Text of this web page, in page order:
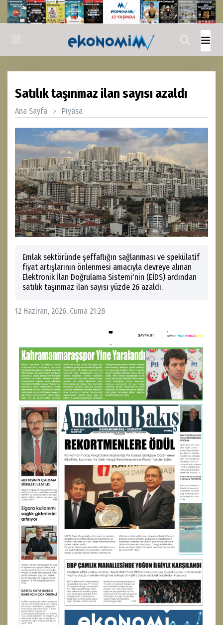
Satılık taşınmaz ilan sayısı azaldı
Ana Sayfa Pi̇yasa
Emlak sektöründe şeffaflığın sağlanması ve spekülatif
fiyat artışlarının önlenmesi amacıyla devreye alınan
Elektronik İlan Doğrulama Sistemi'nin (EİDS) ardından
satılık taşınmaz ilan sayısı yüzde 26 azaldı.
12 Haziran, 2026, Cuma 21:28